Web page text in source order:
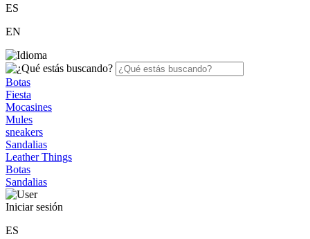
ES
EN
Botas
Fiesta
Mocasines
Mules
sneakers
Sandalias
Leather Things
Botas
Sandalias
Iniciar sesión
ES